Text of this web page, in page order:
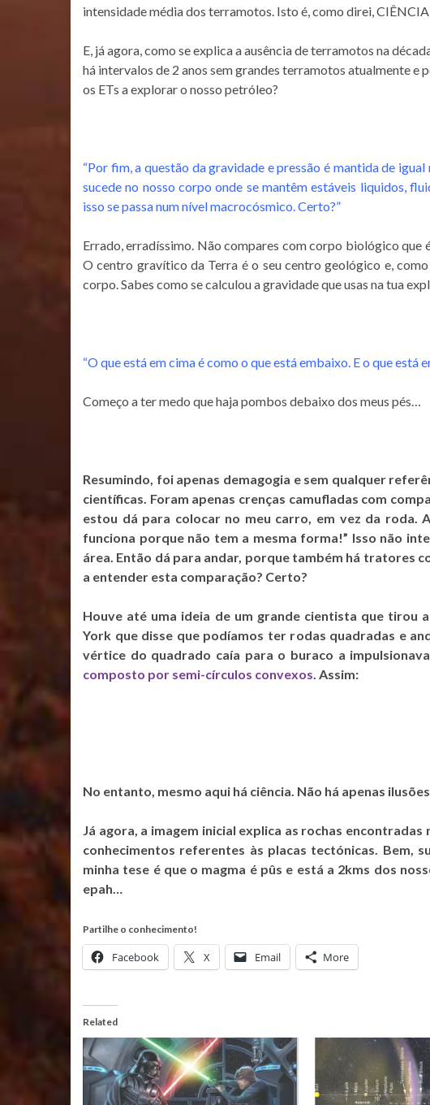
intensidade média dos terramotos. Isto é, como direi,
E, já agora, como se explica a ausência de terramotos na
há intervalos de 2 anos sem grandes terramotos atualmente e
os ETs a explorar o nosso petróleo?
“Por fim, a questão da gravidade e pressão é mantida de
sucede no nosso corpo onde se mantêm estáveis liquidos,
isso se passa num nível macrocósmico. Certo?”
Errado, erradíssimo. Não compares com corpo biológico
O centro gravítico da Terra é o seu centro geológico e,
corpo. Sabes como se calculou a gravidade que usas na tua
“O que está em cima é como o que está embaixo. E o que está
Começo a ter medo que haja pombos debaixo dos meus pés…
Resumindo, foi apenas demagogia e sem qualquer
científicas. Foram apenas crenças camufladas com
estou dá para colocar no meu carro, em vez da roda.
funciona porque não tem a mesma forma!” Isso não
área. Então dá para andar, porque também há tratores
a entender esta comparação? Certo?
Houve até uma ideia de um grande cientista que tirou
York que disse que podíamos ter rodas quadradas e
vértice do quadrado caía para o buraco a
composto por semi-círculos convexos. Assim:
No entanto, mesmo aqui há ciência. Não há apenas
Já agora, a imagem inicial explica as rochas
conhecimentos referentes às placas tectónicas. Bem,
minha tese é que o magma é pûs e está a 2kms dos
epah…
Partilhe o conhecimento!
Facebook X Email More
Related